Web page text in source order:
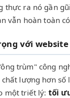
thực ra nó gần
vẫn hoàn toàn
với website
trùm" công
lượng hơn
một triết lý: tối